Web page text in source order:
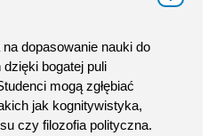
dopasowanie nauki do
bogatej puli
mogą zgłębiać
jak kognitywistyka,
czy filozofia polityczna.